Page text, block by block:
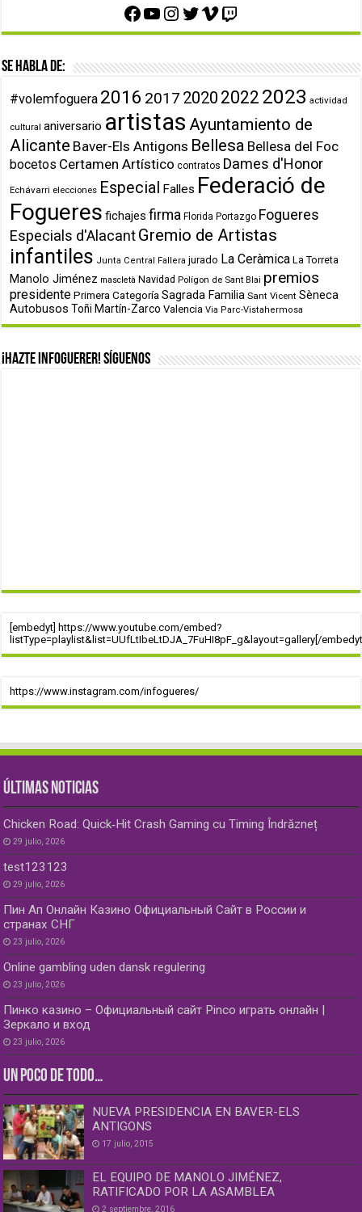
Facebook
YouTube
Instagram
Twitter
Vimeo
Twitch
Se habla de:
#volemfoguera 2016 2017 2020 2022 2023 actividad
cultural aniversario artistas Ayuntamiento de
Alicante Baver-Els Antigons Bellesa Bellesa del Foc
bocetos Certamen Artístico contratos Dames d'Honor
Echávarri elecciones Especial Falles Federació de
Fogueres fichajes firma Florida Portazgo Fogueres
Especials d'AlacantGremio de Artistas
infantiles Junta Central Fallera jurado La Ceràmica La Torreta
Manolo Jiménez mascletà Navidad Polígon de Sant Blai premios
presidente Primera Categoría Sagrada Familia Sant Vicent Sèneca
Autobusos Toñi Martín-Zarco Valencia Via Parc-Vistahermosa
¡Hazte infoguerer! Síguenos
[embedyt] https://www.youtube.com/embed?
listType=playlist&list=UUfLtIbeLtDJA_7FuHI8pF_g&layout=gallery[/
https://www.instagram.com/infogueres/
ÚLTIMAS NOTICIAS
Chicken Road: Quick‑Hit Crash Gaming cu Timing Îndrăzneț
29 julio, 2026
test123123
29 julio, 2026
Пин Ап Онлайн Казино Официальный Сайт в России и
странах СНГ
23 julio, 2026
Online gambling uden dansk regulering
23 julio, 2026
Пинко казино – Официальный сайт Pinco играть онлайн |
Зеркало и вход
23 julio, 2026
UN POCO DE TODO…
NUEVA PRESIDENCIA EN BAVER-ELS
ANTIGONS
17 julio, 2015
EL EQUIPO DE MANOLO JIMÉNEZ,
RATIFICADO POR LA ASAMBLEA
2 septiembre, 2016